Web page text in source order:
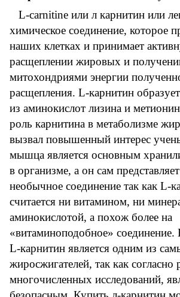
L-carnitine или л карнитин или
химическое соединение, которое
наших клетках и принимает
расщеплении жировых и
митохондриями энергии
расщепления. L-карнитин
из аминокислот лизина и
роль карнитина в метаболизме
вызвал повышенный интерес
мышца является основным
в организме, а он сам
необычное соединение так как L-
считается ни витамином, ни
аминокислотой, а похож более на
«витаминоподобное»
L-карнитин является одним из
жиросжигателей, так как согласно
многочисленных исследований,